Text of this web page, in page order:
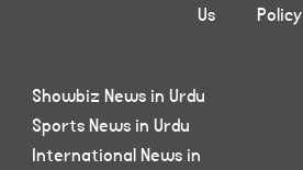
Policy
Us
Showbiz News in Urdu
Sports News in Urdu
International News in